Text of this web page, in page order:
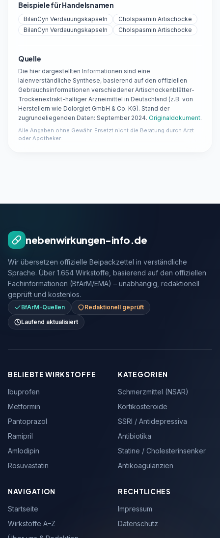
Beispiele für Handelsnamen
BilanCyn Verdauungskapseln
Cholspasmin Artischocke
BilanCyn Verdauungskapseln
Cholspasmin Artischocke
Quelle
Die hier dargestellten Informationen sind eine
laienverständliche Synthese, basierend auf den offiziellen
Gebrauchsinformationen verschiedener Artischockenblätter-
Trockenextrakt-haltiger Arzneimittel in Deutschland (z.B. von
Herstellern wie Dolorgiet GmbH & Co. KG). Stand der
zugrundeliegenden Daten: September 2024. Originaldokument.
Alle Angaben ohne Gewähr. Ersetzt nicht die Beratung durch Arzt
oder Apotheker.
nebenwirkungen-info.de
Wir übersetzen offizielle Beipackzettel in verständliche
Sprache. Über 1.654 Wirkstoffe, basierend auf den offiziellen
Fachinformationen (BfArM/EMA) – unabhängig, redaktionell
geprüft und kostenlos.
BfArM-Quellen
Redaktionell geprüft
Laufend aktualisiert
BELIEBTE WIRKSTOFFE
Ibuprofen
Metformin
Pantoprazol
Ramipril
Amlodipin
Rosuvastatin
KATEGORIEN
Schmerzmittel (NSAR)
Kortikosteroide
SSRI / Antidepressiva
Antibiotika
Statine / Cholesterinsenker
Antikoagulanzien
NAVIGATION
Startseite
Wirkstoffe A–Z
RECHTLICHES
Impressum
Datenschutz